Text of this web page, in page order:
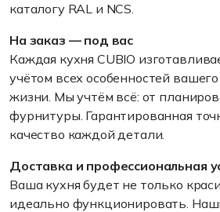
каталогу RAL и NCS.
На заказ — под вас
Каждая кухня CUBIO
учётом всех особенностей
жизни. Мы учтём всё: от
фурнитуры. Гарантированная
качество каждой детали.
Доставка и профессиональная
Ваша кухня будет не только
идеально функционировать.